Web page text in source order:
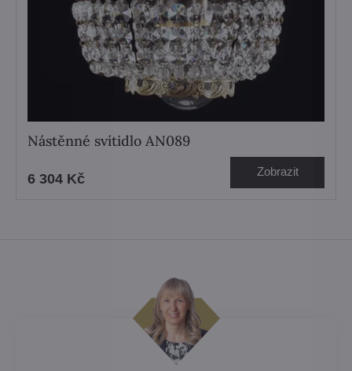
Nástěnné svítidlo AN089
6 304 Kč Zobrazit